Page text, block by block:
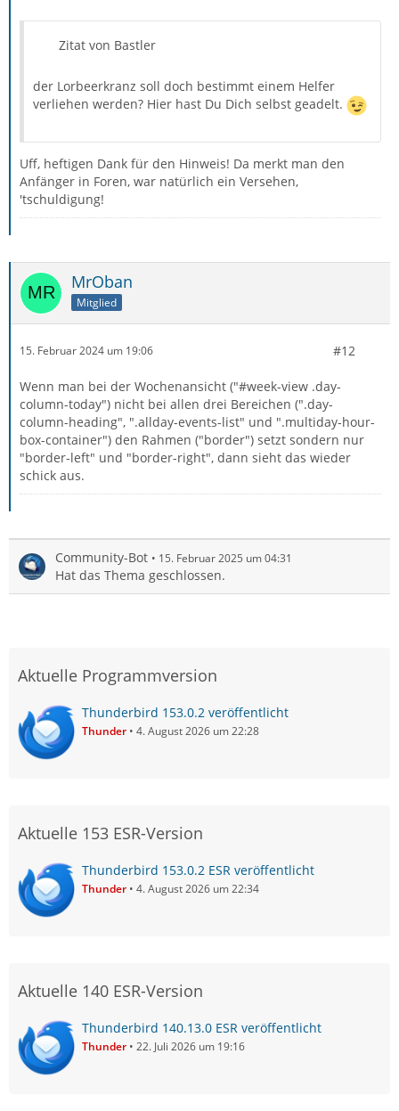
Zitat von Bastler
der Lorbeerkranz soll doch bestimmt einem Helfer
verliehen werden? Hier hast Du Dich selbst geadelt.
Uff, heftigen Dank für den Hinweis! Da merkt man den
Anfänger in Foren, war natürlich ein Versehen,
'tschuldigung!
MrOban
Mitglied
15. Februar 2024 um 19:06 #12
Wenn man bei der Wochenansicht ("#week-view .day-
column-today") nicht bei allen drei Bereichen (".day-
column-heading", ".allday-events-list" und ".multiday-hour-
box-container") den Rahmen ("border") setzt sondern nur
"border-left" und "border-right", dann sieht das wieder
schick aus.
Community-Bot 15. Februar 2025 um 04:31
Hat das Thema geschlossen.
Aktuelle Programmversion
Thunderbird 153.0.2 veröffentlicht
Thunder 4. August 2026 um 22:28
Aktuelle 153 ESR-Version
Thunderbird 153.0.2 ESR veröffentlicht
Thunder 4. August 2026 um 22:34
Aktuelle 140 ESR-Version
Thunderbird 140.13.0 ESR veröffentlicht
Thunder 22. Juli 2026 um 19:16